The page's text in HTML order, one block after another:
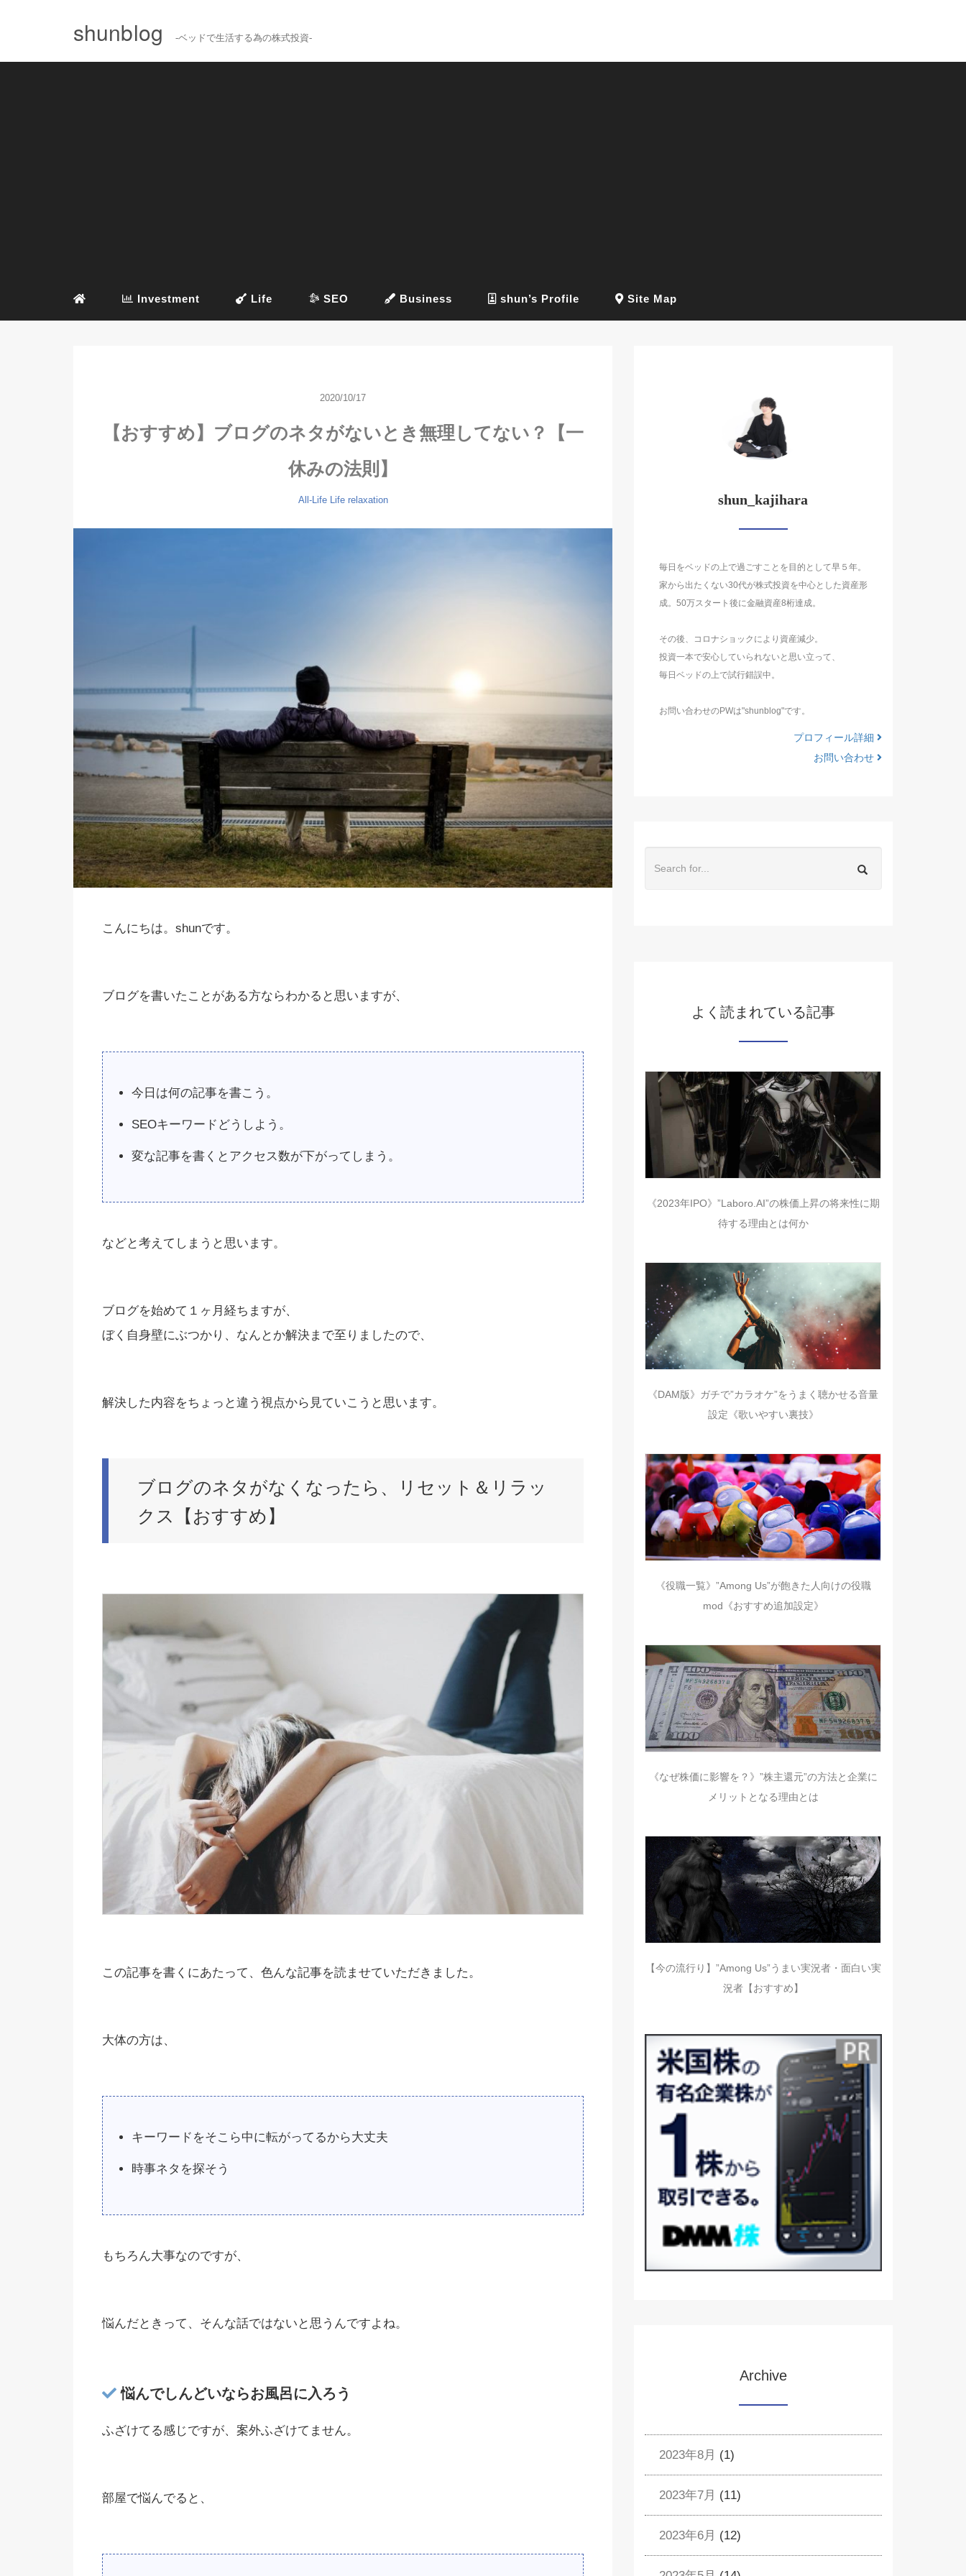
shunblog -ベッドで生活する為の株式投資-
Investment Life SEO Business shun’s Profile Site Map
2020/10/17
【おすすめ】ブログのネタがないとき無理してない？【一
休みの法則】
All-Life Life relaxation
こんにちは。shunです。
ブログを書いたことがある方ならわかると思いますが、
今日は何の記事を書こう。
SEOキーワードどうしよう。
変な記事を書くとアクセス数が下がってしまう。
などと考えてしまうと思います。
ブログを始めて１ヶ月経ちますが、
ぼく自身壁にぶつかり、なんとか解決まで至りましたので、
解決した内容をちょっと違う視点から見ていこうと思います。
ブログのネタがなくなったら、リセット＆リラッ
クス【おすすめ】
この記事を書くにあたって、色んな記事を読ませていただきました。
大体の方は、
キーワードをそこら中に転がってるから大丈夫
時事ネタを探そう
もちろん大事なのですが、
悩んだときって、そんな話ではないと思うんですよね。
悩んでしんどいならお風呂に入ろう
ふざけてる感じですが、案外ふざけてません。
部屋で悩んでると、
shun_kajihara
毎日をベッドの上で過ごすことを目的として早５年。
家から出たくない30代が株式投資を中心とした資産形
成。50万スタート後に金融資産8桁達成。
その後、コロナショックにより資産減少。
投資一本で安心していられないと思い立って、
毎日ベッドの上で試行錯誤中。
お問い合わせのPWは"shunblog"です。
プロフィール詳細
お問い合わせ
よく読まれている記事
《2023年IPO》”Laboro.AI”の株価上昇の将来性に期
待する理由とは何か
《DAM版》ガチで”カラオケ”をうまく聴かせる音量
設定《歌いやすい裏技》
《役職一覧》”Among Us”が飽きた人向けの役職
mod《おすすめ追加設定》
《なぜ株価に影響を？》”株主還元”の方法と企業に
メリットとなる理由とは
【今の流行り】”Among Us”うまい実況者・面白い実
況者【おすすめ】
Archive
2023年8月 (1)
2023年7月 (11)
2023年6月 (12)